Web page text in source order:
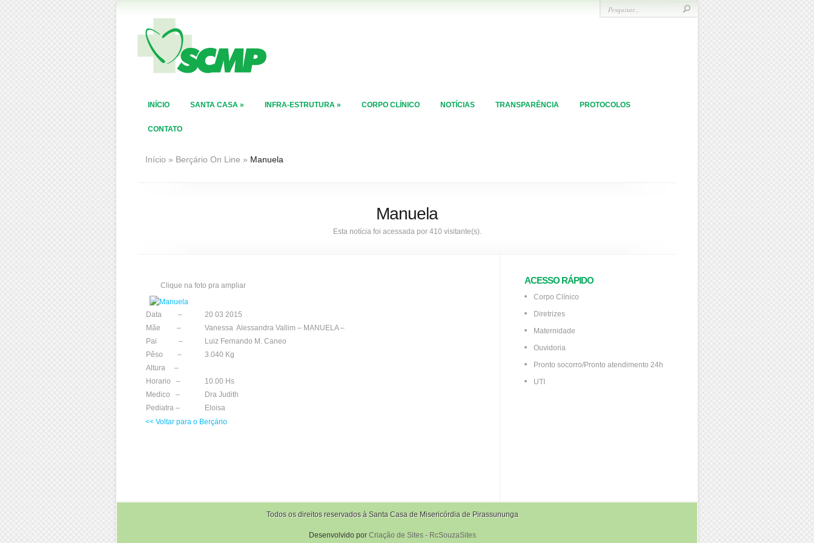
INÍCIO SANTA CASA » INFRA-ESTRUTURA » CORPO CLÍNICO NOTÍCIAS TRANSPARÊNCIA PROTOCOLOS
CONTATO
Início » Berçário On Line » Manuela
Manuela
Esta notícia foi acessada por 410 visitante(s).
Clique na foto pra ampliar
Data –
20 03 2015
Mãe –
Vanessa Alessandra Vallim – MANUELA –
Pai –
Luiz Fernando M. Caneo
Pêso –
3.040 Kg
Altura –
Horario –
10.00 Hs
Medico –
Dra Judith
Pediatra –
Eloisa
<< Voltar para o Berçário
ACESSO RÁPIDO
Corpo Clínico
Diretrizes
Maternidade
Ouvidoria
Pronto socorro/Pronto atendimento 24h
UTI
Todos os direitos reservados à Santa Casa de Misericórdia de Pirassununga
Desenvolvido por Criação de Sites - RcSouzaSites